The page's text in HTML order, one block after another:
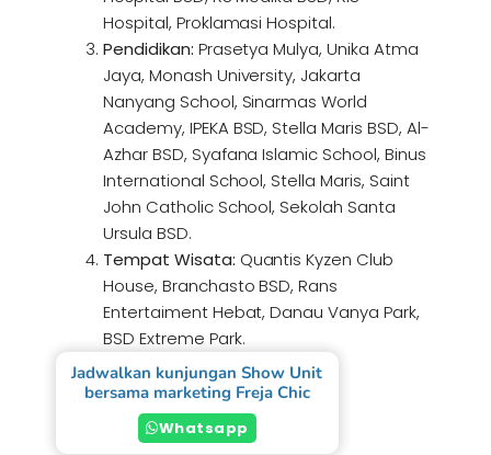
Hospital, Proklamasi Hospital.
Pendidikan: Prasetya Mulya, Unika Atma
Jaya, Monash University, Jakarta
Nanyang School, Sinarmas World
Academy, IPEKA BSD, Stella Maris BSD, Al-
Azhar BSD, Syafana Islamic School, Binus
International School, Stella Maris, Saint
John Catholic School, Sekolah Santa
Ursula BSD.
Tempat Wisata: Quantis Kyzen Club
House, Branchasto BSD, Rans
Entertaiment Hebat, Danau Vanya Park,
BSD Extreme Park.
Jadwalkan kunjungan Show Unit
bersama marketing Freja Chic
Whatsapp